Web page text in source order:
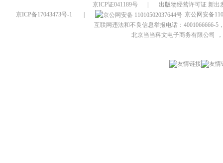
京ICP证041189号
出版物经营许可证 新出
京ICP备17043473号-1
京公网安备
互联网违法和不良信息举报电话：4001066666-5
北京当当科文电子商务有限公司